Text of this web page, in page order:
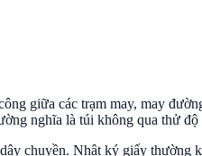
giữa các trạm may, may
nghĩa là túi không qua thử độ
chuyền. Nhật ký giấy thường